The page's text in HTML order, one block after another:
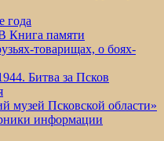
года
памяти
товарищах, о боях-
Битва за Псков
музей Псковской области»
информации